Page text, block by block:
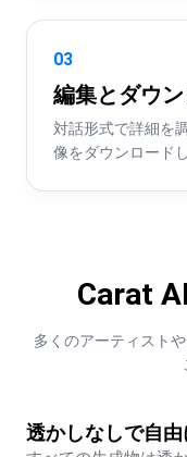
03
編集とダウ
対話形式で詳細を
像をダウンロード
Carat
多くのアーティスト
透かしなしで自由